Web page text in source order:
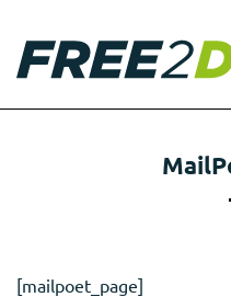
στο
περιεχόμενο
[mailpoet_page]